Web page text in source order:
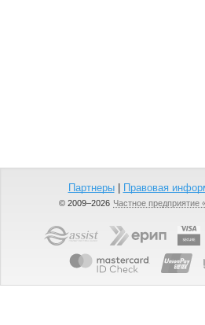
Партнеры| Правовая
© 2009–2026 Частное предприятие